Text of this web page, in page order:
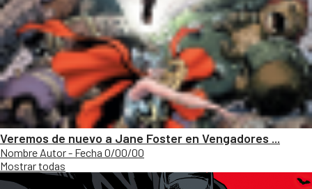
Veremos de nuevo a Jane Foster en Vengadores ...
Nombre Autor - Fecha 0/00/00
Mostrar todas